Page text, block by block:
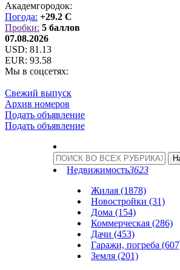
Академгородок:
Погода: +29.2 C
Пробки: 5 баллов
07.08.2026
USD: 81.13
EUR: 93.58
Мы в соцсетях:
Свежий выпуск
Архив номеров
Подать объявление
Подать объявление
Недвижимость3623
Жилая (1878)
Новостройки (31)
Дома (154)
Коммерческая (286)
Дачи (453)
Гаражи, погреба
Земля (201)